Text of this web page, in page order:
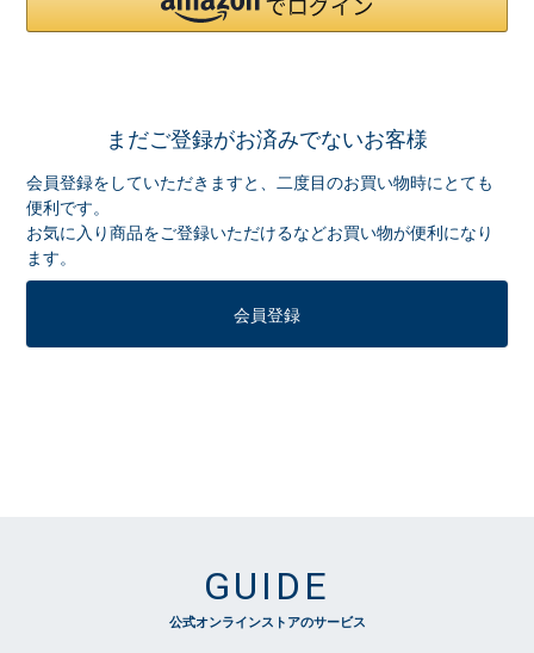
まだご登録がお済みでないお客様
会員登録をしていただきますと、二度目のお買い物時にとても
便利です。
お気に入り商品をご登録いただけるなどお買い物が便利になり
ます。
会員登録
GUIDE
公式オンラインストアのサービス